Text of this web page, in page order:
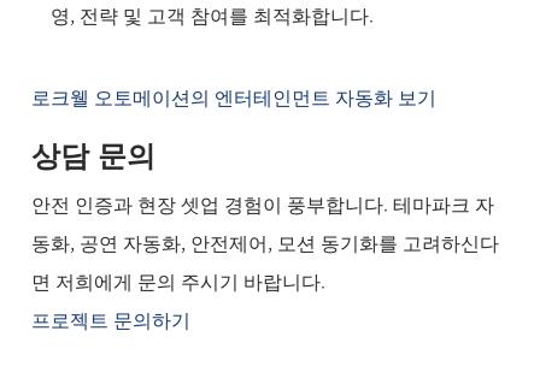
영, 전략 및 고객 참여를 최적화합니다.
로크웰 오토메이션의 엔터테인먼트 자동화 보기
상담 문의
안전 인증과 현장 셋업 경험이 풍부합니다. 테마파크 자
동화, 공연 자동화, 안전제어, 모션 동기화를 고려하신다
면 저희에게 문의 주시기 바랍니다.
프로젝트 문의하기